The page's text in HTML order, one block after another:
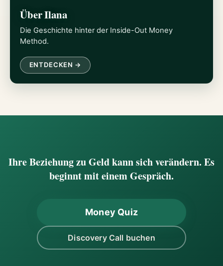
Über Ilana
Die Geschichte hinter der Inside-Out Money
Method.
ENTDECKEN →
Ihre Beziehung zu Geld kann sich verändern. Es
beginnt mit einem Gespräch.
Money Quiz
Discovery Call buchen